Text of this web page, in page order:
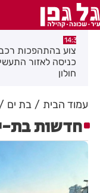
14:15
תיסלם ואתניקס
חולון באוויר
עמוד הבית בת ים
חדשות בת-